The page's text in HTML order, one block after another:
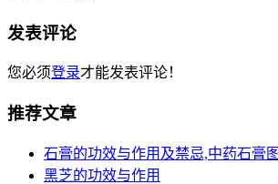
发表评论
您必须登录才能发表评论！
推荐文章
石膏的功效与作用及禁忌,中药石膏
黑芝的功效与作用